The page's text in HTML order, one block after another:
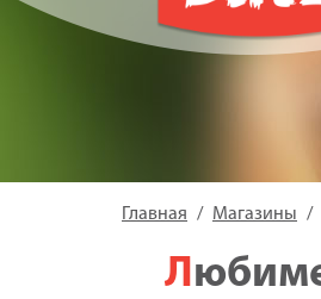
Главная Магазины
Любимец зоомагазин в Твери, проспект